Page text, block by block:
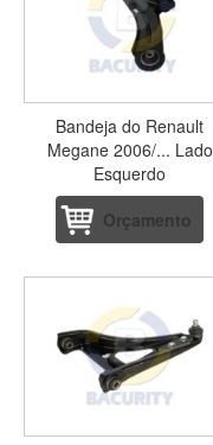
Bandeja do Renault
Megane 2006/... Lado
Esquerdo
Orçamento